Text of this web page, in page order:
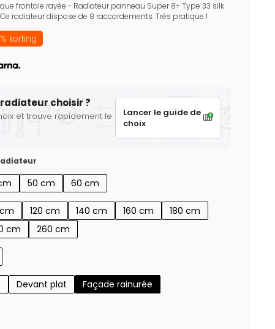
frontale rayée - Radiateur panneau Super 8+ Type 33 silk
radiateur dispose de 8 raccordements. Très pratique !
korting
choisir ?
et trouve rapidement le
Lancer le guide de
choix
50 cm 60 cm
120 cm 140 cm 160 cm
180 cm
cm 260 cm
Devant plat Façade rainurée